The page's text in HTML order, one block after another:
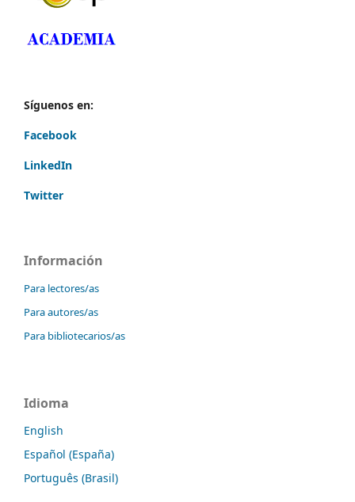
Síguenos en:
Facebook
LinkedIn
Twitter
Información
Para lectores/as
Para autores/as
Para bibliotecarios/as
Idioma
English
Español (España)
Português (Brasil)